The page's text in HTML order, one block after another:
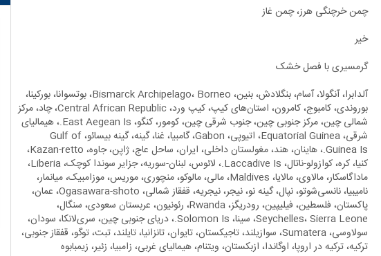
چمن خرچنگی هرز، چمن غاز
خیر
گرمسیری با فصل خشک
آلدابرا، آنگولا، آسام، بنگلادش، بنین، Bismarck Archipelago، Borneo، بوتسوانا، بورکینا،
بوروندی، کامبوج، کامرون، استان‌های کیپ، کیپ ورد، Central African Republic، چاد، مرکز
شمالی چین، مرکز جنوبی چین، جنوب شرقی چین، کومور، کنگو، East Aegean Is.، هیمالیای
شرقی، Equatorial Guinea، اتیوپی، Gabon، گامبیا، غنا، گینه، گینه بیسائو، Gulf of
Guinea Is.، هاینان، هند، مغولستان داخلی، ایران، ساحل عاج، ژاپن، جاوه، Kazan-retto،
کنیا، کره، کوازولو-ناتال، Laccadive Is.، لائوس، لبنان-سوریه، جزایر سوندا کوچک، Liberia،
ماداگاسکار، مالاوی، مالایا، Maldives، مالی، مالوکو، منچوری، موریس، موزامبیک، میانمار،
نامیبیا، نانسی‌شوتو، نپال، گینه نو، نیجر، نیجریه، قفقاز شمالی، Ogasawara-shoto، عمان،
پاکستان، فلسطین، فیلیپین، رودریگز، Rwanda، رئونیون، عربستان سعودی، سنگال،
Seychelles، Sierra Leone، سینا، Solomon Is.، دریای جنوبی چین، سری‌لانکا، سودان،
سولاوسی، Sumatera، سوازیلند، تاجیکستان، تایوان، تانزانیا، تایلند، تبت، توگو، قفقاز جنوبی،
ترکیه، ترکیه در اروپا، اوگاندا، ازبکستان، ویتنام، هیمالیای غربی، زامبیا، زئیر، زیمبابوه